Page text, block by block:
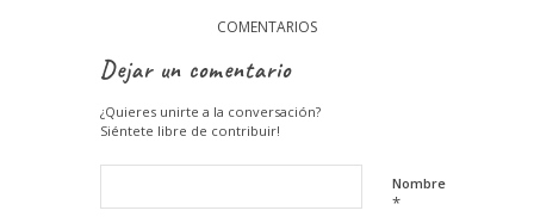
COMENTARIOS
Dejar un comentario
¿Quieres unirte a la conversación?
Siéntete libre de contribuir!
Nombre
*